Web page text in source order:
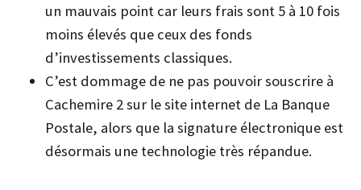
un mauvais point car leurs frais sont 5 à 10 fois
moins élevés que ceux des fonds
d’investissements classiques.
C’est dommage de ne pas pouvoir souscrire à
Cachemire 2 sur le site internet de La Banque
Postale, alors que la signature électronique est
désormais une technologie très répandue.